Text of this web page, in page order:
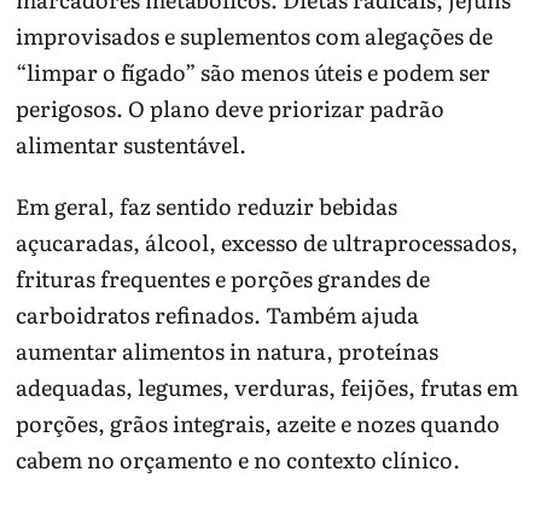
improvisados e suplementos com alegações de
“limpar o fígado” são menos úteis e podem ser
perigosos. O plano deve priorizar padrão
alimentar sustentável.
Em geral, faz sentido reduzir bebidas
açucaradas, álcool, excesso de ultraprocessados,
frituras frequentes e porções grandes de
carboidratos refinados. Também ajuda
aumentar alimentos in natura, proteínas
adequadas, legumes, verduras, feijões, frutas em
porções, grãos integrais, azeite e nozes quando
cabem no orçamento e no contexto clínico.